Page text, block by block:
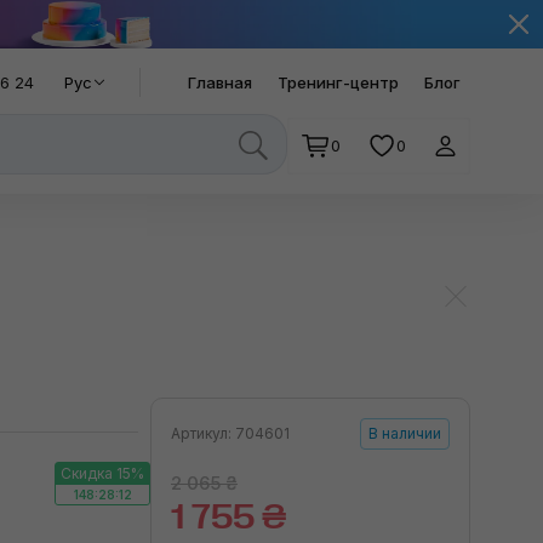
24 Рус Главная Тренинг-центр Блог
0 0
Скидка 15%
148:28:11
Артикул: 704601 В наличии
2 065 ₴
1 755 ₴